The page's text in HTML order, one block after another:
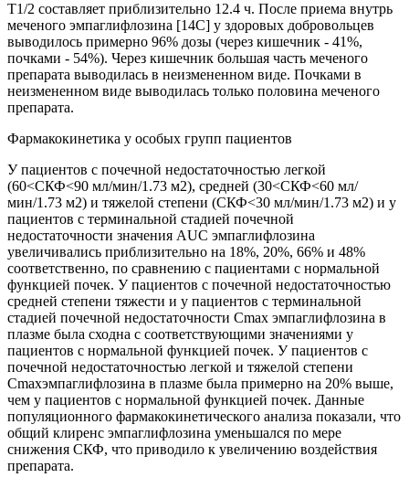
Т1/2 составляет приблизительно 12.4 ч. После приема внутрь
меченого эмпаглифлозина [14С] у здоровых добровольцев
выводилось примерно 96% дозы (через кишечник - 41%,
почками - 54%). Через кишечник большая часть меченого
препарата выводилась в неизмененном виде. Почками в
неизмененном виде выводилась только половина меченого
препарата.
Фармакокинетика у особых групп пациентов
У пациентов с почечной недостаточностью легкой
(60<СКФ<90 мл/мин/1.73 м2), средней (30<СКФ<60 мл/
мин/1.73 м2) и тяжелой степени (СКФ<30 мл/мин/1.73 м2) и у
пациентов с терминальной стадией почечной
недостаточности значения AUC эмпаглифлозина
увеличивались приблизительно на 18%, 20%, 66% и 48%
соответственно, по сравнению с пациентами с нормальной
функцией почек. У пациентов с почечной недостаточностью
средней степени тяжести и у пациентов с терминальной
стадией почечной недостаточности Cmax эмпаглифлозина в
плазме была сходна с соответствующими значениями у
пациентов с нормальной функцией почек. У пациентов с
почечной недостаточностью легкой и тяжелой степени
Cmaxэмпаглифлозина в плазме была примерно на 20% выше,
чем у пациентов с нормальной функцией почек. Данные
популяционного фармакокинетического анализа показали, что
общий клиренс эмпаглифлозина уменьшался по мере
снижения СКФ, что приводило к увеличению воздействия
препарата.